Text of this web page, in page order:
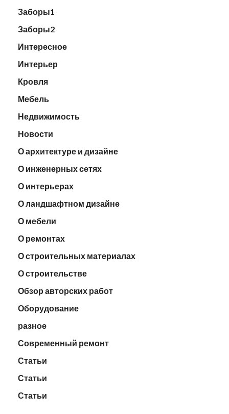
Заборы1
Заборы2
Интересное
Интерьер
Кровля
Мебель
Недвижимость
Новости
О архитектуре и дизайне
О инженерных сетях
О интерьерах
О ландшафтном дизайне
О мебели
О ремонтах
О строительных материалах
О строительстве
Обзор авторских работ
Оборудование
разное
Современный ремонт
Статьи
Статьи
Статьи